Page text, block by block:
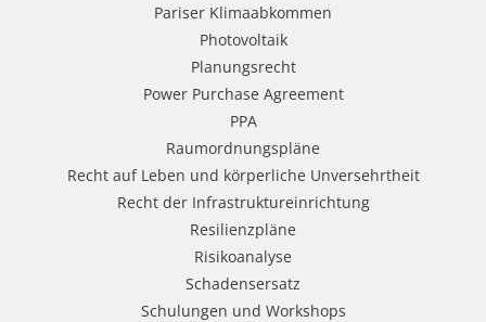
Pariser Klimaabkommen
Photovoltaik
Planungsrecht
Power Purchase Agreement
PPA
Raumordnungspläne
Recht auf Leben und körperliche Unversehrtheit
Recht der Infrastruktureinrichtung
Resilienzpläne
Risikoanalyse
Schadensersatz
Schulungen und Workshops